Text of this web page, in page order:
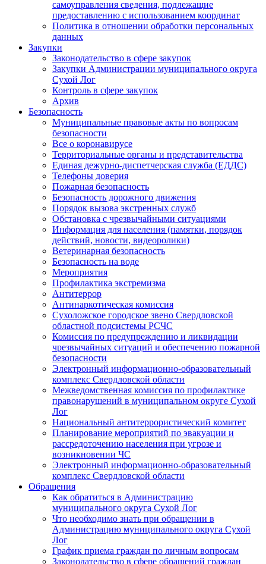
самоуправления сведения, подлежащие
предоставлению с использованием координат
Политика в отношении обработки персональных
данных
Закупки
Законодательство в сфере закупок
Закупки Администрации муниципального округа
Сухой Лог
Контроль в сфере закупок
Архив
Безопасность
Муниципальные правовые акты по вопросам
безопасности
Все о коронавирусе
Территориальные органы и представительства
Единая дежурно-диспетчерская служба (ЕДДС)
Телефоны доверия
Пожарная безопасность
Безопасность дорожного движения
Порядок вызова экстренных служб
Обстановка с чрезвычайными ситуациями
Информация для населения (памятки, порядок
действий, новости, видеоролики)
Ветеринарная безопасность
Безопасность на воде
Мероприятия
Профилактика экстремизма
Антитеррор
Антинаркотическая комиссия
Сухоложское городское звено Свердловской
областной подсистемы РСЧС
Комиссия по предупреждению и ликвидации
чрезвычайных ситуаций и обеспечению пожарной
безопасности
Электронный информационно-образовательный
комплекс Cвердловской области
Межведомственная комиссия по профилактике
правонарушений в муниципальном округе Сухой
Лог
Национальный антитеррористический комитет
Планирование мероприятий по эвакуации и
рассредоточению населения при угрозе и
возникновении ЧС
Электронный информационно-образовательный
комплекс Свердловской области
Обращения
Как обратиться в Администрацию
муниципального округа Сухой Лог
Что необходимо знать при обращении в
Администрацию муниципального округа Сухой
Лог
График приема граждан по личным вопросам
Законодательство в сфере обращений граждан